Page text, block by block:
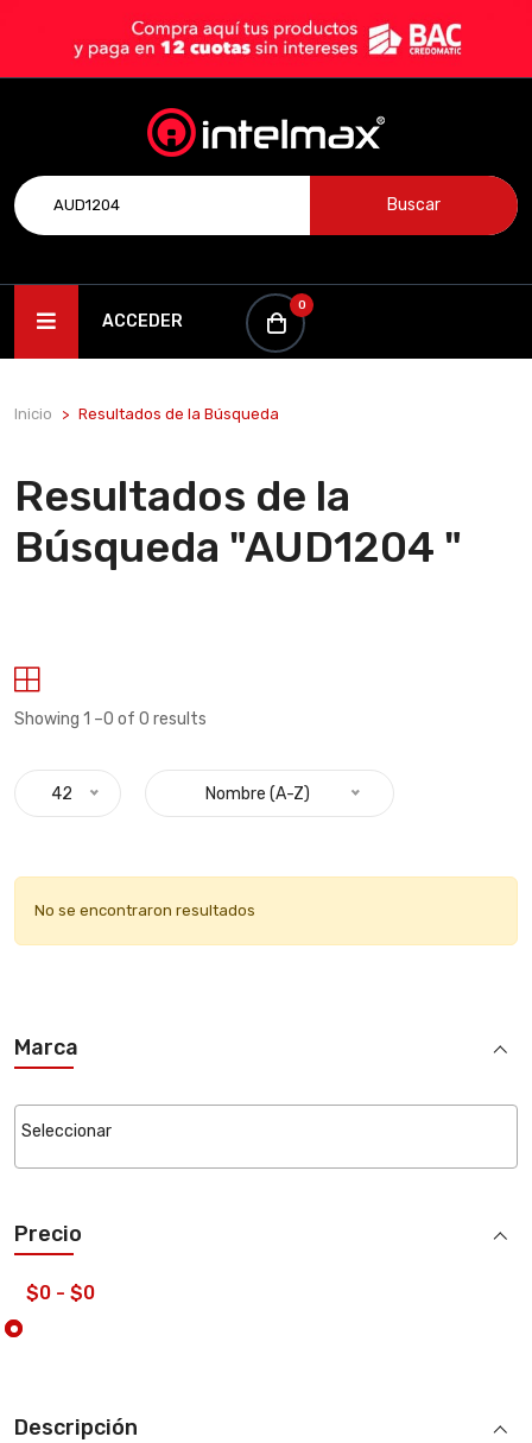
Buscar
ACCEDER
0
Inicio Resultados de la Búsqueda
Marca
Precio
Descripción
Resultados de la
Búsqueda "AUD1204 "
Showing 1 –0 of 0 results
42 Nombre (A-Z)
No se encontraron resultados